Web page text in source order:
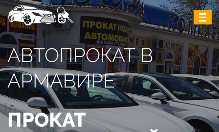
АВТОПРОКАТ В
АРМАВИРЕ
ПРОКАТ